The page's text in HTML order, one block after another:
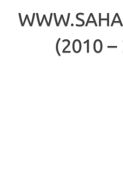
content
(2010 –